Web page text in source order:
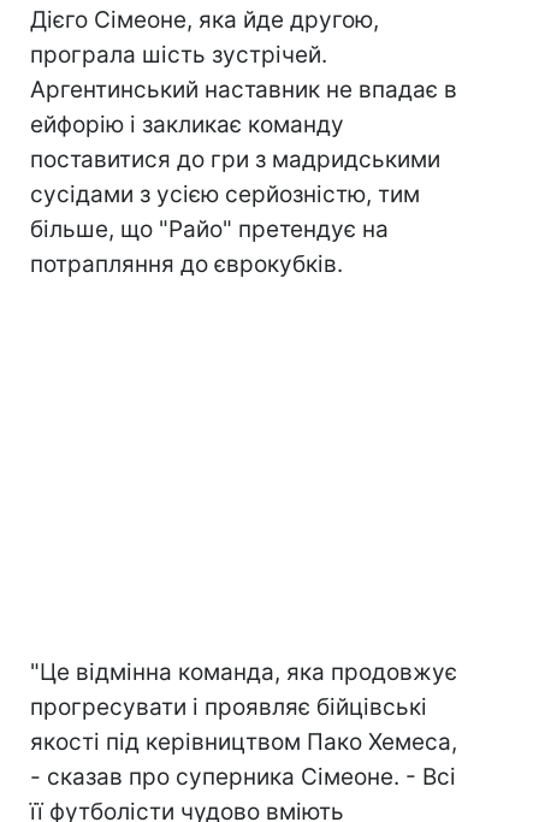
Дієго Сімеоне, яка йде другою,
програла шість зустрічей.
Аргентинський наставник не впадає в
ейфорію і закликає команду
поставитися до гри з мадридськими
сусідами з усією серйозністю, тим
більше, що "Райо" претендує на
потрапляння до єврокубків.
"Це відмінна команда, яка продовжує
прогресувати і проявляє бійцівські
якості під керівництвом Пако Хемеса,
- сказав про суперника Сімеоне. - Всі
її футболісти чудово вміють